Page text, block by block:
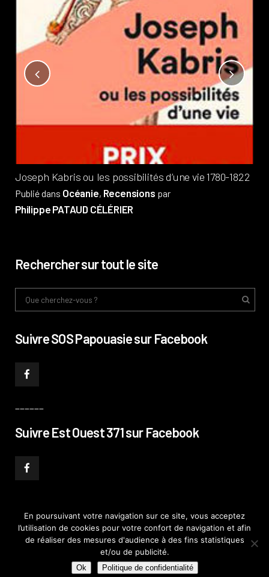
Joseph Kabris ou les possibilités d’une vie 1780-1822
Publié dans Océanie, Recensions par
Philippe PATAUD CÉLÉRIER
Rechercher sur tout le site
Suivre SOS Papouasie sur Facebook
Suivre Est Ouest 371 sur Facebook
© PHILIPPE PATAUD CÉLÉRIER 2019–MENTIONS LÉGALES–POLITIQUE DE
CONFIDENTIALITÉ–PLAN DE SITE
En poursuivant votre navigation sur ce site, vous acceptez
l’utilisation de cookies pour votre confort de navigation et afin
de réaliser des mesures d'audience à des fins statistiques
et/ou de publicité.
Ok Politique de confidentialité